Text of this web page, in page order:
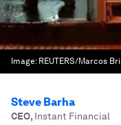
Image: REUTERS/Marcos
Steve Barha
CEO, Instant Financial